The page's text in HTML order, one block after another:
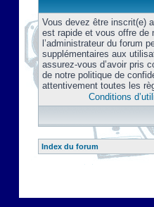
Vous devez être inscrit(e)
est rapide et vous offre de
l’administrateur du forum
supplémentaires aux
assurez-vous d’avoir pris
de notre politique de
attentivement toutes les
Conditions
Index du forum